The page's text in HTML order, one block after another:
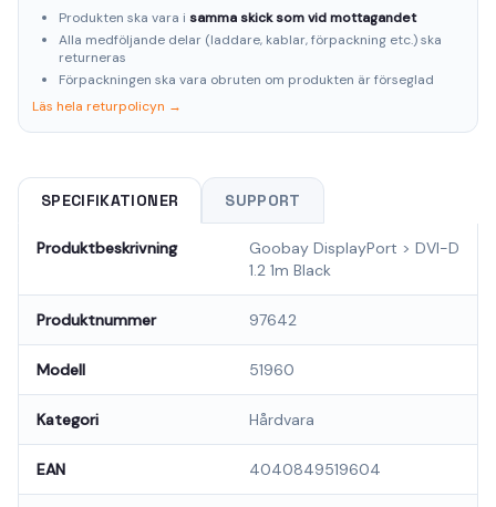
Produkten ska vara i samma skick som vid mottagandet
Alla medföljande delar (laddare, kablar, förpackning etc.) ska
returneras
Förpackningen ska vara obruten om produkten är förseglad
Läs hela returpolicyn →
SPECIFIKATIONER SUPPORT
Produktbeskrivning
Goobay DisplayPort > DVI-D
1.2 1m Black
Produktnummer 97642
Modell 51960
Kategori Hårdvara
EAN 4040849519604